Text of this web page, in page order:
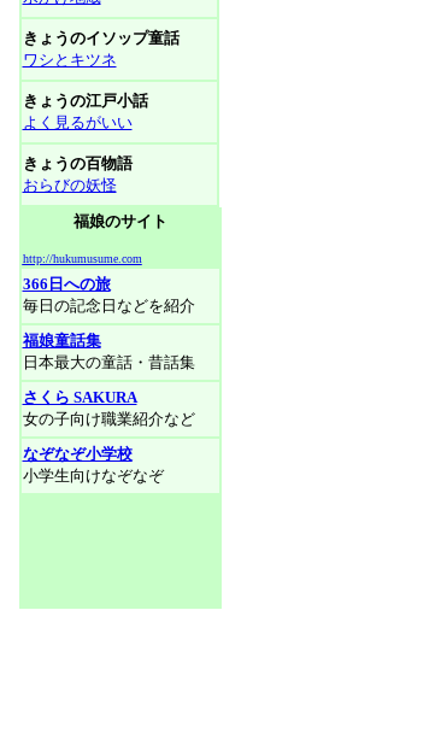
きょうのイソップ童話
ワシとキツネ
きょうの江戸小話
よく見るがいい
きょうの百物語
おらびの妖怪
福娘のサイト
http://hukumusume.com
366日への旅
毎日の記念日などを紹介
福娘童話集
日本最大の童話・昔話集
さくら SAKURA
女の子向け職業紹介など
なぞなぞ小学校
小学生向けなぞなぞ